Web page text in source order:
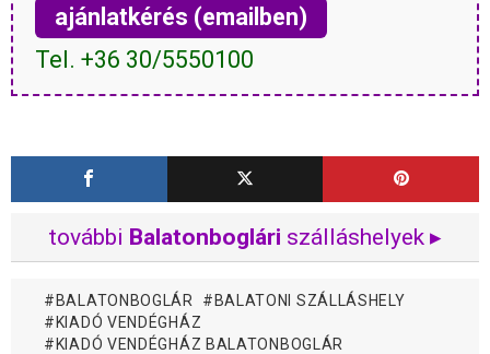
ajánlatkérés (emailben)
Tel. +36 30/5550100
további Balatonboglári szálláshelyek ▸
BALATONBOGLÁR
BALATONI SZÁLLÁSHELY
KIADÓ VENDÉGHÁZ
KIADÓ VENDÉGHÁZ BALATONBOGLÁR